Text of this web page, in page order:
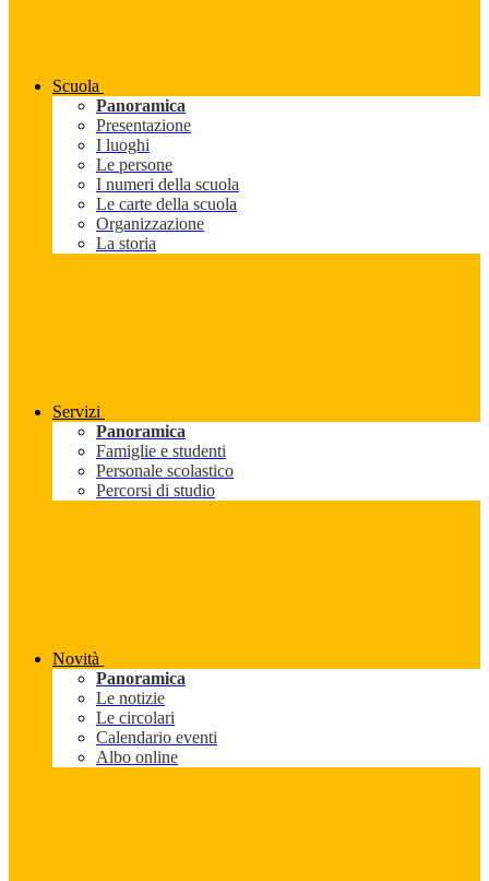
Scuola
Panoramica
Presentazione
I luoghi
Le persone
I numeri della scuola
Le carte della scuola
Organizzazione
La storia
Servizi
Panoramica
Famiglie e studenti
Personale scolastico
Percorsi di studio
Novità
Panoramica
Le notizie
Le circolari
Calendario eventi
Albo online